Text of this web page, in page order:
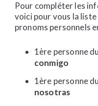
Pour compléter les
voici pour vous la
pronoms personnels
1ère personne
conmigo
1ère personne
nosotras